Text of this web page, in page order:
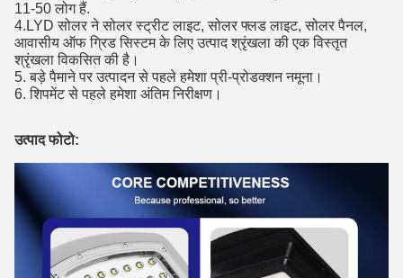
प्रस्तुत
11-50 लोग हैं.
4.LYD सोलर ने सोलर स्ट्रीट लाइट, सोलर फ्लड लाइट, सोलर पैनल,
आवासीय ऑफ ग्रिड सिस्टम के लिए उत्पाद श्रृंखला की एक विस्तृत
श्रृंखला विकसित की है।
5. बड़े पैमाने पर उत्पादन से पहले हमेशा प्री-प्रोडक्शन नमूना।
6. शिपमेंट से पहले हमेशा अंतिम निरीक्षण।
उत्पाद फोटो: